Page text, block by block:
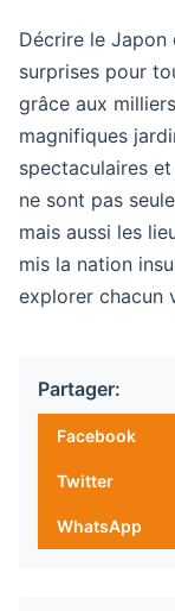
Décrire le Japon
surprises pour
grâce aux
magnifiques
spectaculaires
ne sont pas
mais aussi les
mis la nation
explorer chacun
Partager:
Facebook
Twitter
WhatsApp